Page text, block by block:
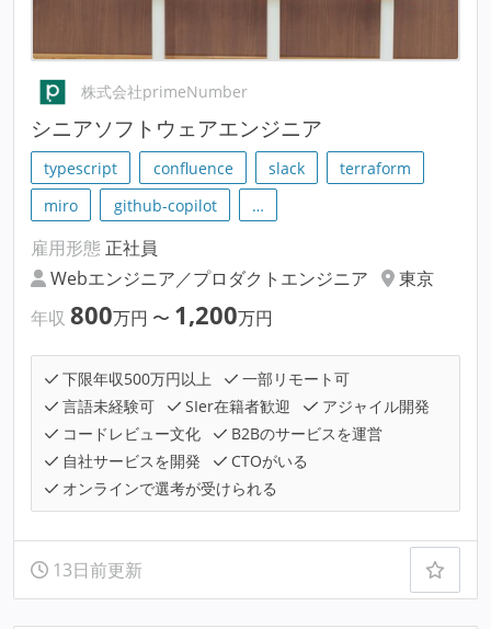
株式会社primeNumber
シニアソフトウェアエンジニア
typescript confluence slack
terraform
miro
github-copilot …
雇用形態 正社員
Webエンジニア／プロダクトエンジニア
東京
年収 800万円 〜 1,200万円
下限年収500万円以上
一部リモート可
言語未経験可
SIer在籍者歓迎
アジャイル開発
コードレビュー文化
B2Bのサービスを運営
自社サービスを開発
CTOがいる
オンラインで選考が受けられる
13日前更新